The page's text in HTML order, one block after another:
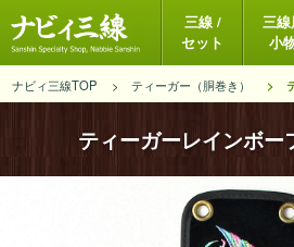
三線 /
セット
三線
小
ナビィ三線TOP ティーガー（胴巻き）
ティーガーレインボー